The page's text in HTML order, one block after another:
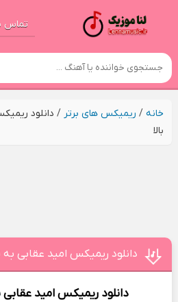
تماس
خانه/ ریمیکس های برتر / دانلود
بالا
دانلود ریمیکس امید عقابی به
دانلود ریمیکس امید عقابی